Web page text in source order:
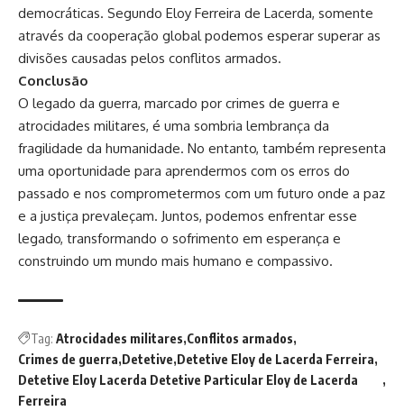
democráticas. Segundo Eloy Ferreira de Lacerda, somente
através da cooperação global podemos esperar superar as
divisões causadas pelos conflitos armados.
Conclusão
O legado da guerra, marcado por crimes de guerra e
atrocidades militares, é uma sombria lembrança da
fragilidade da humanidade. No entanto, também representa
uma oportunidade para aprendermos com os erros do
passado e nos comprometermos com um futuro onde a paz
e a justiça prevaleçam. Juntos, podemos enfrentar esse
legado, transformando o sofrimento em esperança e
construindo um mundo mais humano e compassivo.
Tag: Atrocidades militares Conflitos armados
Crimes de guerra Detetive Detetive Eloy de Lacerda Ferreira
Detetive Eloy Lacerda Detetive Particular Eloy de Lacerda
Ferreira